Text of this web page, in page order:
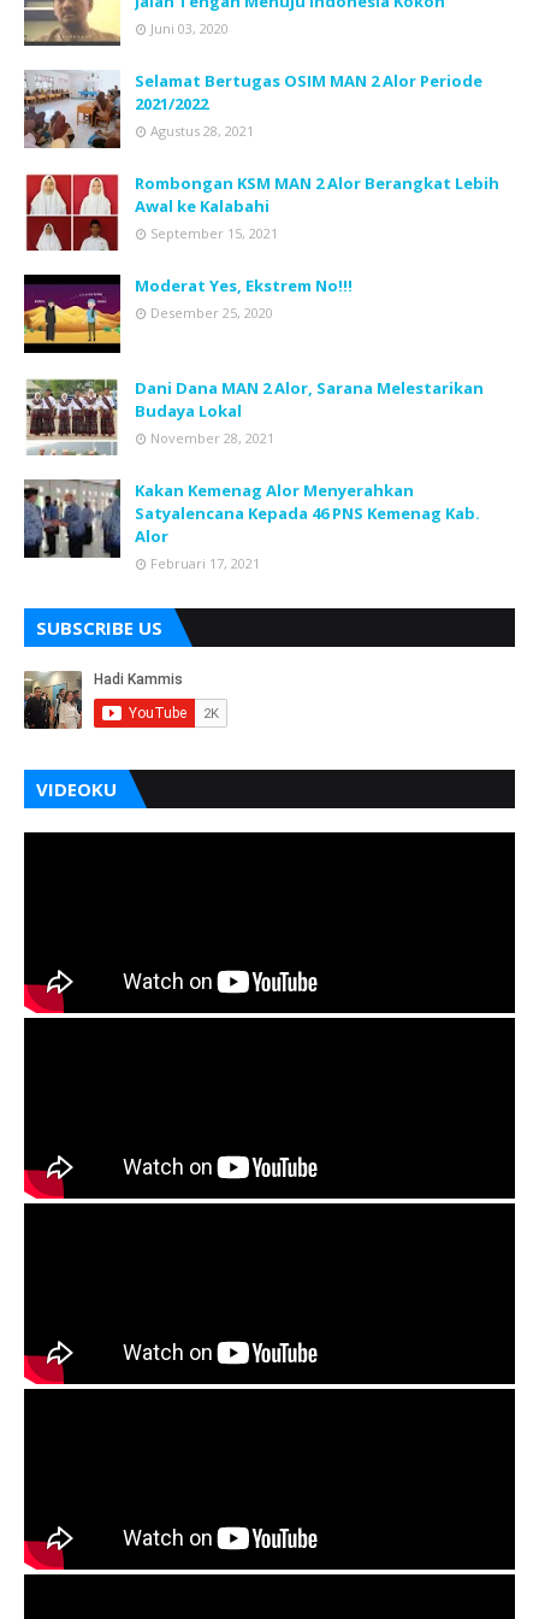
Juni 03, 2020
Selamat Bertugas OSIM MAN 2 Alor Periode
2021/2022
Agustus 28, 2021
Rombongan KSM MAN 2 Alor Berangkat Lebih
Awal ke Kalabahi
September 15, 2021
Moderat Yes, Ekstrem No!!!
Desember 25, 2020
Dani Dana MAN 2 Alor, Sarana Melestarikan
Budaya Lokal
November 28, 2021
Kakan Kemenag Alor Menyerahkan
Satyalencana Kepada 46 PNS Kemenag Kab.
Alor
Februari 17, 2021
SUBSCRIBE US
VIDEOKU